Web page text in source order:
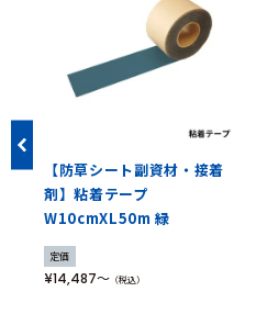
【防草シート副資材・接着
剤】粘着テープ
W10cmXL50m 緑
定価
¥14,487 （税込）